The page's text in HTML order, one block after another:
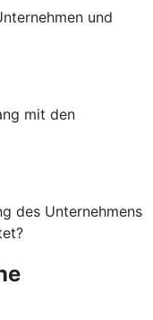
und
mit den
des Unternehmens